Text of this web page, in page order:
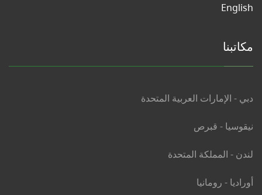
English
مكاتبنا
دبي - الإمارات العربية المتحدة
نيقوسيا - قبرص
لندن - المملكة المتحدة
أوراديا - رومانيا